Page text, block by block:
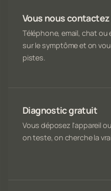
Vous nous contactez
Téléphone, email, chat
sur le symptôme et on
pistes.
Diagnostic gratuit
Vous déposez l'appareil
on teste, on cherche la